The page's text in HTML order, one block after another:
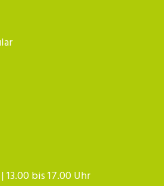
13.00 bis 17.00 Uhr